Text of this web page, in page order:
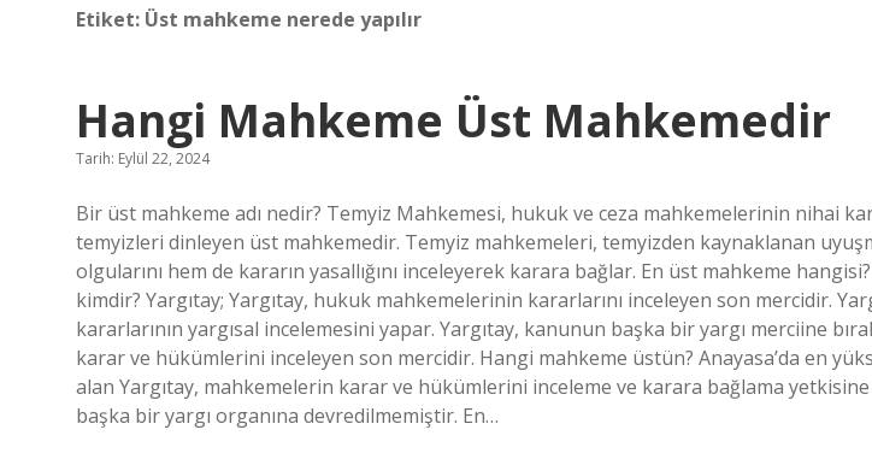
Etiket: Üst mahkeme nerede yapılır
Hangi Mahkeme Üst Mahkemedir
Tarih: Eylül 22, 2024
Bir üst mahkeme adı nedir? Temyiz Mahkemesi, hukuk ve ceza mahkemelerinin nihai
temyizleri dinleyen üst mahkemedir. Temyiz mahkemeleri, temyizden kaynaklanan
olgularını hem de kararın yasallığını inceleyerek karara bağlar. En üst mahkeme
kimdir? Yargıtay; Yargıtay, hukuk mahkemelerinin kararlarını inceleyen son mercidir.
kararlarının yargısal incelemesini yapar. Yargıtay, kanunun başka bir yargı merciine
karar ve hükümlerini inceleyen son mercidir. Hangi mahkeme üstün? Anayasa’da en
alan Yargıtay, mahkemelerin karar ve hükümlerini inceleme ve karara bağlama
başka bir yargı organına devredilmemiştir. En…